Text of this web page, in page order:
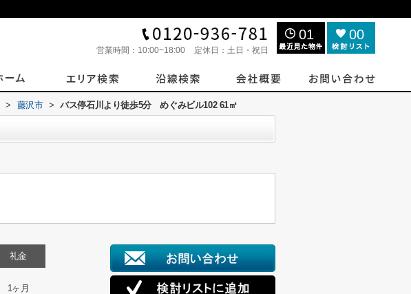
営業時間： 10:00~18:00 定休日： 土日・祝日
01 00
> 藤沢市 > バス停石川より徒歩5分 めぐみビル102 61㎡
礼金
1ヶ月